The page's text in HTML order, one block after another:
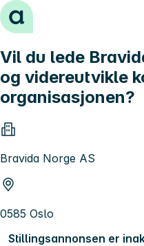
Hopp til innhold
Vil du lede
og videreutvikle
organisasjonen?
Bravida Norge AS
0585 Oslo
Stillingsannonsen er